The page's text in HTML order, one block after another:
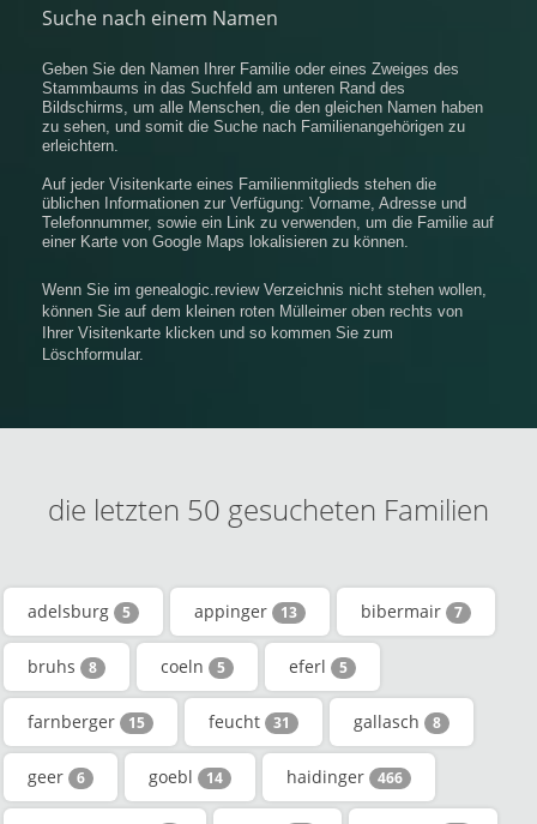
Suche nach einem Namen
Geben Sie den Namen Ihrer Familie oder eines Zweiges des
Stammbaums in das Suchfeld am unteren Rand des
Bildschirms, um alle Menschen, die den gleichen Namen haben
zu sehen, und somit die Suche nach Familienangehörigen zu
erleichtern.
Auf jeder Visitenkarte eines Familienmitglieds stehen die
üblichen Informationen zur Verfügung: Vorname, Adresse und
Telefonnummer, sowie ein Link zu verwenden, um die Familie auf
einer Karte von Google Maps lokalisieren zu können.
Wenn Sie im genealogic.review Verzeichnis nicht stehen wollen,
können Sie auf dem kleinen roten Mülleimer oben rechts von
Ihrer Visitenkarte klicken und so kommen Sie zum
Löschformular.
die letzten 50 gesucheten Familien
adelsburg 5 appinger 13 bibermair 7
bruhs 8 coeln 5 eferl 5
farnberger 15 feucht 31 gallasch 8
geer 6 goebl 14 haidinger 466